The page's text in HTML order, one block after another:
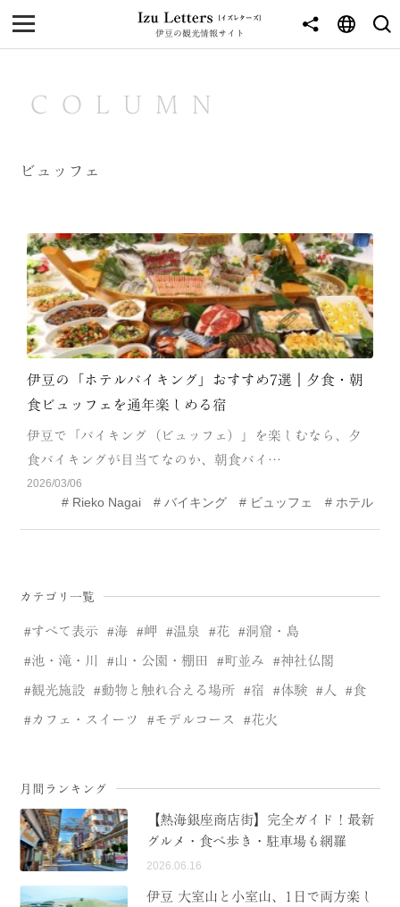
伊豆の観光情報サイト
MENU
NEWS
JOURNEY
西伊豆
南伊豆
北伊豆
中伊豆
CATEGORY
海 岬
花
池・滝・川 山・公園・棚田
神社仏閣 食
人 洞窟・島
ABOUT
MODEL COURSE
EVENT
COLUMN
ビュッフェ
伊豆の「ホテルバイキング」おすすめ7選｜夕食・朝
食ビュッフェを通年楽しめる宿
伊豆で「バイキング（ビュッフェ）」を楽しむなら、夕
食バイキングが目当てなのか、朝食バイ…
2026/03/06
Rieko Nagai バイキング ビュッフェ ホテル
カテゴリ一覧
すべて表示 海 岬 温泉 花 洞窟・島
池・滝・川 山・公園・棚田 町並み 神社仏閣
観光施設 動物と触れ合える場所 宿 体験 人 食
カフェ・スイーツ モデルコース 花火
月間ランキング
【熱海銀座商店街】完全ガイド！最新
グルメ・食べ歩き・駐車場も網羅
2026.06.16
伊豆 大室山と小室山、1日で両方楽し